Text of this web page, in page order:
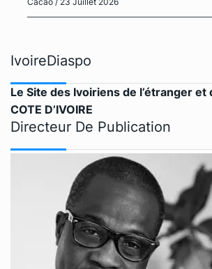
IvoireDiaspo
Le Site des Ivoiriens de l’étranger et
COTE D’IVOIRE
Directeur De Publication